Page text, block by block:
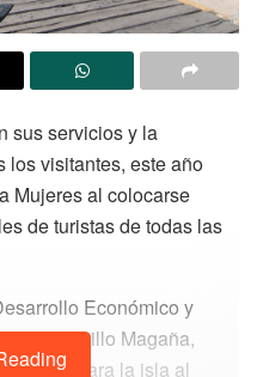
sus servicios y la
los visitantes, este año
Mujeres al colocarse
de turistas de todas las
Económico y
Castillo Magaña,
para la isla al